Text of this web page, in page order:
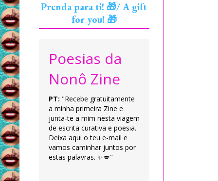
Prenda para ti! 🎁/ A gift
for you! 🎁
Poesias da
Nonô Zine
PT: "Recebe gratuitamente
a minha primeira Zine e
junta-te a mim nesta viagem
de escrita curativa e poesia.
Deixa aqui o teu e-mail e
vamos caminhar juntos por
estas palavras. ✨💋"